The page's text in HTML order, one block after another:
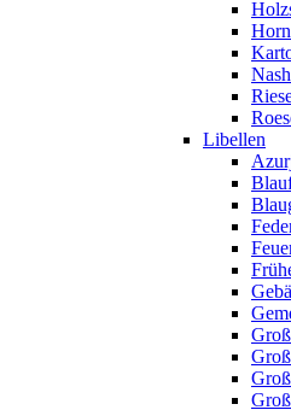
Libellen